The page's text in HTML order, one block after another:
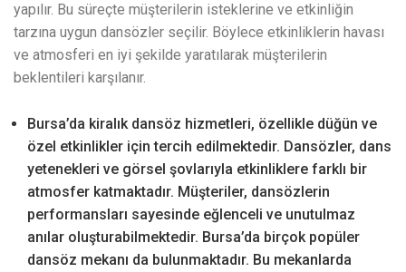
yapılır. Bu süreçte müşterilerin isteklerine ve etkinliğin
tarzına uygun dansözler seçilir. Böylece etkinliklerin havası
ve atmosferi en iyi şekilde yaratılarak müşterilerin
beklentileri karşılanır.
Bursa’da kiralık dansöz hizmetleri, özellikle düğün ve
özel etkinlikler için tercih edilmektedir. Dansözler, dans
yetenekleri ve görsel şovlarıyla etkinliklere farklı bir
atmosfer katmaktadır. Müşteriler, dansözlerin
performansları sayesinde eğlenceli ve unutulmaz
anılar oluşturabilmektedir. Bursa’da birçok popüler
dansöz mekanı da bulunmaktadır. Bu mekanlarda